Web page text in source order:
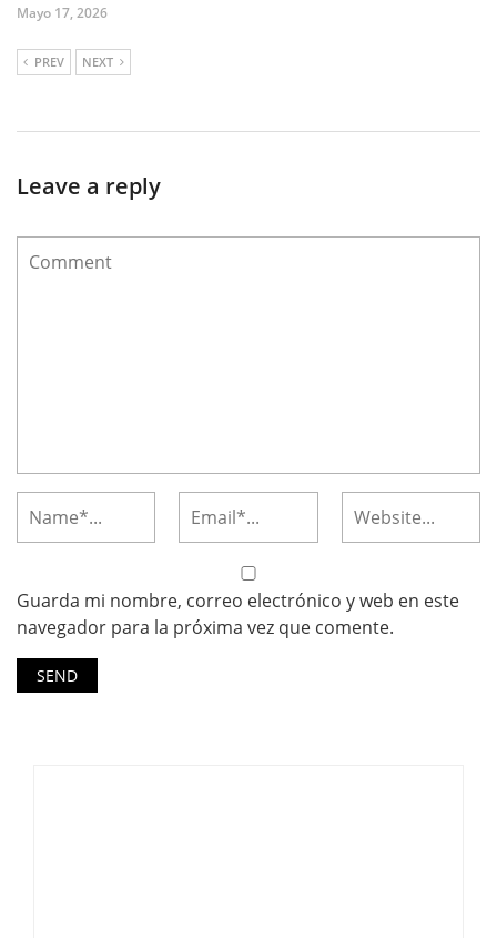
Mayo 17, 2026
PREV NEXT
Leave a reply
Guarda mi nombre, correo electrónico y web en este
navegador para la próxima vez que comente.